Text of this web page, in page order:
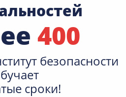
400
безопасности
сроки!